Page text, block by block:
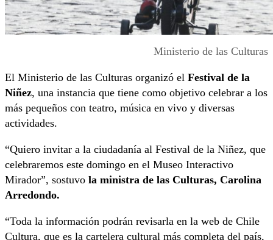
Ministerio de las Culturas
El Ministerio de las Culturas organizó el Festival de la
Niñez, una instancia que tiene como objetivo celebrar a los
más pequeños con teatro, música en vivo y diversas
actividades.
“Quiero invitar a la ciudadanía al Festival de la Niñez, que
celebraremos este domingo en el Museo Interactivo
Mirador”, sostuvo la ministra de las Culturas, Carolina
Arredondo.
“Toda la información podrán revisarla en la web de Chile
Cultura, que es la cartelera cultural más completa del país,